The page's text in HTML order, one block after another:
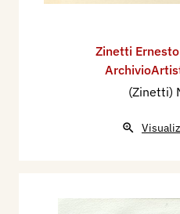
Zinetti
(Zinetti)